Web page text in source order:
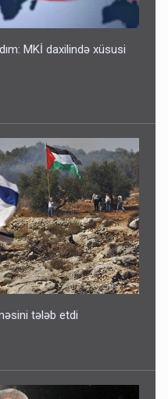
MKİ daxilində xüsusi
tələb etdi